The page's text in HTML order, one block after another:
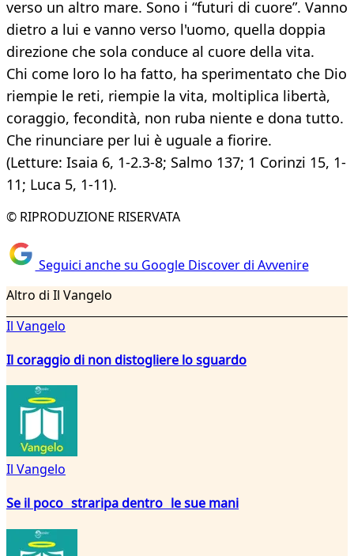
verso un altro mare. Sono i “futuri di cuore”. Vanno
dietro a lui e vanno verso l'uomo, quella doppia
direzione che sola conduce al cuore della vita.
Chi come loro lo ha fatto, ha sperimentato che Dio
riempie le reti, riempie la vita, moltiplica libertà,
coraggio, fecondità, non ruba niente e dona tutto.
Che rinunciare per lui è uguale a fiorire.
(Letture: Isaia 6, 1-2.3-8; Salmo 137; 1 Corinzi 15, 1-
11; Luca 5, 1-11).
© RIPRODUZIONE RISERVATA
Seguici anche su Google Discover di Avvenire
Altro di Il Vangelo
Il Vangelo
Il coraggio di non distogliere lo sguardo
Il Vangelo
Se il poco straripa dentro le sue mani